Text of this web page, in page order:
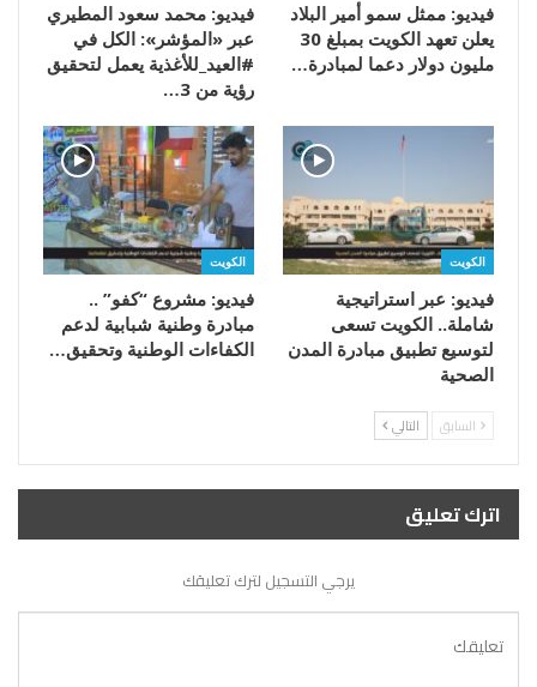
فيديو: ممثل سمو أمير البلاد
يعلن تعهد الكويت بمبلغ 30
مليون دولار دعما لمبادرة…
فيديو: محمد سعود المطيري
عبر «المؤشر»: الكل في
#العيد_للأغذية يعمل لتحقيق
رؤية من 3…
الكويت
فيديو: عبر استراتيجية
شاملة.. الكويت تسعى
لتوسيع تطبيق مبادرة المدن
الصحية
الكويت
فيديو: مشروع “كفو” ..
مبادرة وطنية شبابية لدعم
الكفاءات الوطنية وتحقيق…
السابق التالي
اترك تعليق
يرجي التسجيل لترك تعليقك